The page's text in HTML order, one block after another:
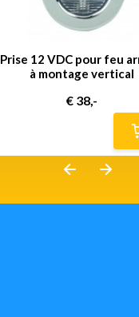
Prise 12 VDC pour feu
à montage vertical
€ 38,-